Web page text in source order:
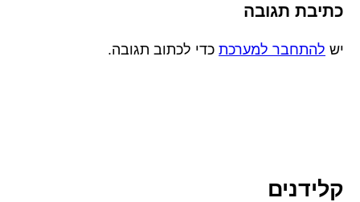
כתיבת תגובה
יש להתחבר למערכת כדי לכתוב תגובה.
קלידנים